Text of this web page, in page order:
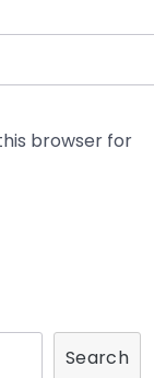
browser for
Search